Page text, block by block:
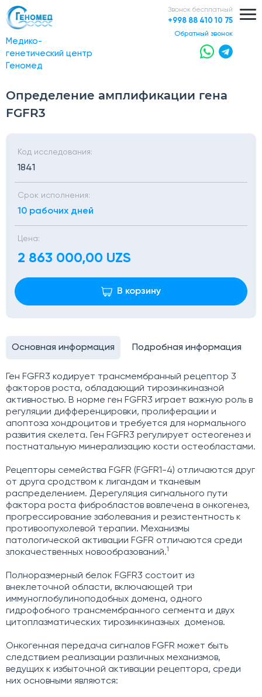
Медико-
генетический центр
Геномед
Звонок бесплатный
+998 88 410 10 75
обратный звонок
Определение амплификации гена
FGFR3
Основная информация Подробная информация
Ген FGFR3 кодирует трансмембранный рецептор 3
факторов роста, обладающий тирозинкиназной
активностью. В норме ген FGFR3 играет важную роль в
регуляции дифференцировки, пролиферации и
апоптоза хондроцитов и требуется для нормального
развития скелета. Ген FGFR3 регулирует остеогенез и
постнатальную минерализацию кости остеобластами.
Рецепторы семейства FGFR (FGFR1-4) отличаются друг
от друга сродством к лигандам и тканевым
распределением. Дерегуляция сигнального пути
фактора роста фибробластов вовлечена в онкогенез,
прогрессирование заболевания и резистентность к
противоопухолевой терапии. Механизмы
патологической активации FGFR отличаются среди
злокачественных новообразований.1
Полноразмерный белок FGFR3 состоит из
внеклеточной области, включающей три
иммуноглобулиноподобных домена, одного
гидрофобного трансмембранного сегмента и двух
цитоплазматических тирозинкиназных доменов.
Онкогенная передача сигналов FGFR может быть
следствием реализации различных механизмов,
ведущих к избыточной активации рецептора, среди
них основными являются:
Код исследования:
1841
Срок исполнения:
10 рабочих дней
Цена:
2 863 000,00 UZS
В корзину